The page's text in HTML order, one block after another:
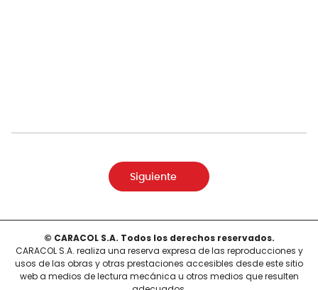
Siguiente
© CARACOL S.A. Todos los derechos reservados.
CARACOL S.A. realiza una reserva expresa de las reproducciones y
usos de las obras y otras prestaciones accesibles desde este sitio
web a medios de lectura mecánica u otros medios que resulten